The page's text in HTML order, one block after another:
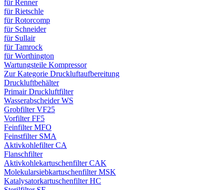
für Renner
für Rietschle
für Rotorcomp
für Schneider
für Sullair
für Tamrock
für Worthington
Wartungsteile Kompressor
Zur Kategorie Druckluftaufbereitung
Druckluftbehälter
Primair Druckluftfilter
Wasserabscheider WS
Grobfilter VF25
Vorfilter FF5
Feinfilter MFO
Feinstfilter SMA
Aktivkohlefilter CA
Flanschfilter
Aktivkohlekartuschenfilter CAK
Molekularsiebkartuschenfilter MSK
Katalysatorkartuschenfilter HC